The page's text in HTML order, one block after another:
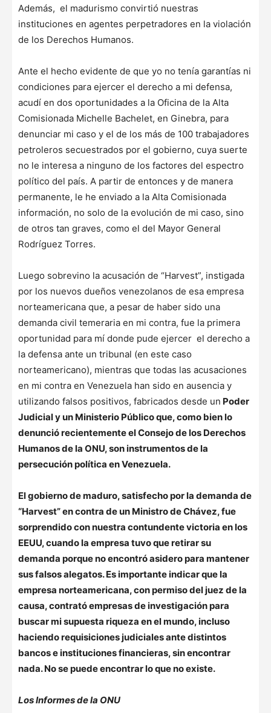
Además, el madurismo convirtió nuestras
instituciones en agentes perpetradores en la violación
de los Derechos Humanos.
Ante el hecho evidente de que yo no tenía garantías ni
condiciones para ejercer el derecho a mi defensa,
acudí en dos oportunidades a la Oficina de la Alta
Comisionada Michelle Bachelet, en Ginebra, para
denunciar mi caso y el de los más de 100 trabajadores
petroleros secuestrados por el gobierno, cuya suerte
no le interesa a ninguno de los factores del espectro
político del país. A partir de entonces y de manera
permanente, le he enviado a la Alta Comisionada
información, no solo de la evolución de mi caso, sino
de otros tan graves, como el del Mayor General
Rodríguez Torres.
Luego sobrevino la acusación de “Harvest”, instigada
por los nuevos dueños venezolanos de esa empresa
norteamericana que, a pesar de haber sido una
demanda civil temeraria en mi contra, fue la primera
oportunidad para mí donde pude ejercer el derecho a
la defensa ante un tribunal (en este caso
norteamericano), mientras que todas las acusaciones
en mi contra en Venezuela han sido en ausencia y
utilizando falsos positivos, fabricados desde un Poder
Judicial y un Ministerio Público que, como bien lo
denunció recientemente el Consejo de los Derechos
Humanos de la ONU, son instrumentos de la
persecución política en Venezuela.
El gobierno de maduro, satisfecho por la demanda de
“Harvest” en contra de un Ministro de Chávez, fue
sorprendido con nuestra contundente victoria en los
EEUU, cuando la empresa tuvo que retirar su
demanda porque no encontró asidero para mantener
sus falsos alegatos. Es importante indicar que la
empresa norteamericana, con permiso del juez de la
causa, contrató empresas de investigación para
buscar mi supuesta riqueza en el mundo, incluso
haciendo requisiciones judiciales ante distintos
bancos e instituciones financieras, sin encontrar
nada. No se puede encontrar lo que no existe.
Los Informes de la ONU